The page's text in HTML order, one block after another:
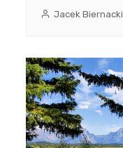
Jacek Biernacki